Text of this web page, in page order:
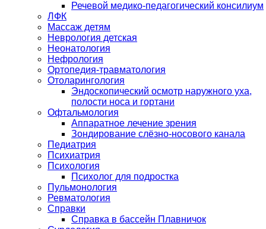
Речевой медико-педагогический консилиум
ЛФК
Массаж детям
Неврология детская
Неонатология
Нефрология
Ортопедия-травматология
Отоларингология
Эндоскопический осмотр наружного уха,
полости носа и гортани
Офтальмология
Аппаратное лечение зрения
Зондирование слёзно-носового канала
Педиатрия
Психиатрия
Психология
Психолог для подростка
Пульмонология
Ревматология
Справки
Справка в бассейн Плавничок